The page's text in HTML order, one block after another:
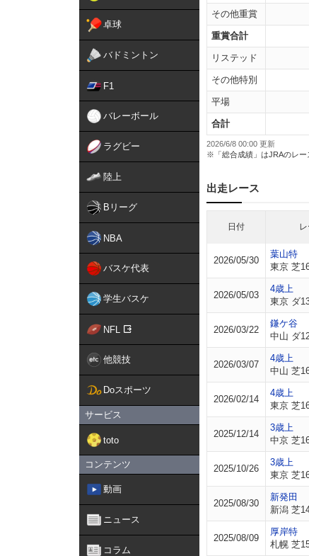
卓球
バドミントン
F1
バレーボール
ラグビー
陸上
Bリーグ
NBA
バスケ代表
学生バスケ
NFL
他競技
Doスポーツ
サービス
toto
コンテンツ
動画
ニュース
コラム
その他重賞
重賞合計
リステッド
その他特別
平場
合計
2026/6/8 00:00 更新
※「総合成績」はJRAのレー
出走レース
日付
2026/05/30
葉山特
東京 芝
2026/05/03
4歳上
東京 ダ
2026/03/22
鎌ケ谷
中山 ダ
2026/03/07
4歳上
中山 芝
2026/02/14
4歳上
東京 芝
2025/12/14
3歳上
中京 芝
2025/10/26
3歳上
東京 芝
2025/08/30
新発田
新潟 芝
2025/08/09
厚岸特
札幌 芝